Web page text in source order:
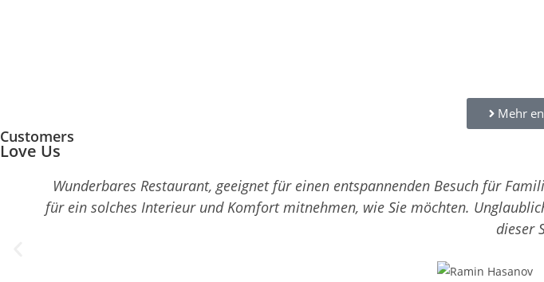
Mehr
Customers
Love Us
Wunderbares Restaurant, geeignet für einen entspannenden Besuch für
für ein solches Interieur und Komfort mitnehmen, wie Sie möchten.
dieser